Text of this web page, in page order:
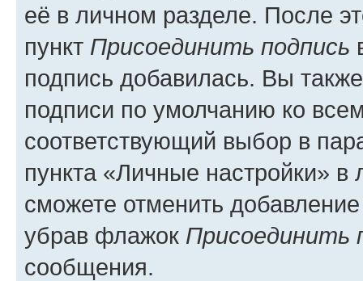
её в личном разделе. После
пункт Присоединить подпись
подпись добавилась. Вы
подписи по умолчанию ко
соответствующий выбор в
пункта «Личные настройки»
сможете отменить
убрав флажок Присоединить
сообщения.